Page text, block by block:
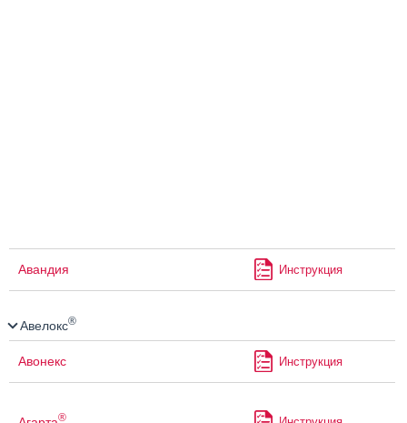
Авандия Инструкция
Авелокс®
Авонекс Инструкция
®